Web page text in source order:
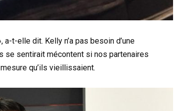
t-elle dit. Kelly n’a pas besoin d’une
se sentirait mécontent si nos partenaires
qu’ils vieillissaient.